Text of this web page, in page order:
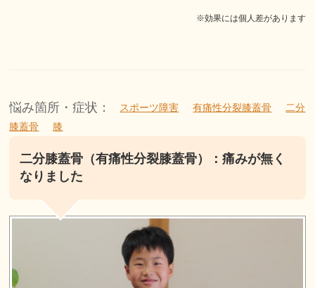
※効果には個人差があります
悩み箇所・症状： スポーツ障害 有痛性分裂膝蓋骨
二分
膝蓋骨
膝
二分膝蓋骨（有痛性分裂膝蓋骨）：痛みが無く
なりました